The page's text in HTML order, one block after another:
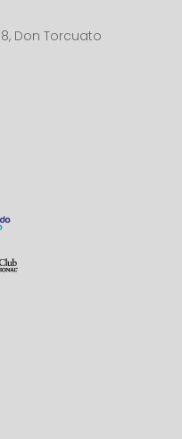
Don Torcuato